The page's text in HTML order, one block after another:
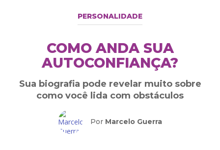
PERSONALIDADE
COMO ANDA SUA
AUTOCONFIANÇA?
Sua biografia pode revelar muito sobre
como você lida com obstáculos
Por Marcelo Guerra